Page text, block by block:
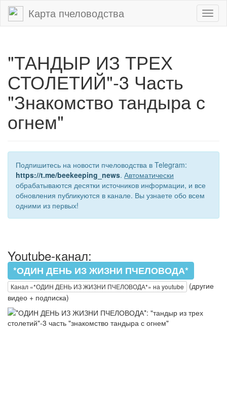
Карта пчеловодства
"ТАНДЫР ИЗ ТРЕХ
СТОЛЕТИЙ"-3 Часть
"Знакомство тандыра с
огнем"
Подпишитесь на новости пчеловодства в Telegram:
https://t.me/beekeeping_news. Автоматически
обрабатываются десятки источников информации, и все
обновления публикуются в канале. Вы узнаете обо всем
одними из первых!
Youtube-канал:
*ОДИН ДЕНЬ ИЗ ЖИЗНИ ПЧЕЛОВОДА*
Канал «*ОДИН ДЕНЬ ИЗ ЖИЗНИ ПЧЕЛОВОДА*» на youtube
(другие
видео + подписка)